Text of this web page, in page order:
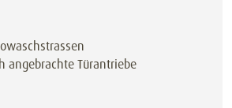
angebrachte Türantriebe